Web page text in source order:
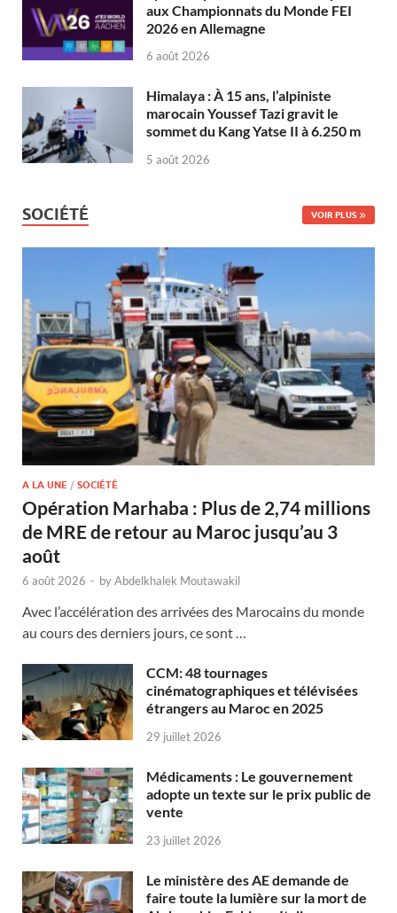
aux Championnats du Monde FEI
2026 en Allemagne
6 août 2026
Himalaya : À 15 ans, l’alpiniste
marocain Youssef Tazi gravit le
sommet du Kang Yatse II à 6.250 m
5 août 2026
SOCIÉTÉ VOIR PLUS
A LA UNE / SOCIÉTÉ
Opération Marhaba : Plus de 2,74 millions
de MRE de retour au Maroc jusqu’au 3
août
6 août 2026 - byAbdelkhalek Moutawakil
Avec l’accélération des arrivées des Marocains du monde
au cours des derniers jours, ce sont …
CCM: 48 tournages
cinématographiques et télévisées
étrangers au Maroc en 2025
29 juillet 2026
Médicaments : Le gouvernement
adopte un texte sur le prix public de
vente
23 juillet 2026
Le ministère des AE demande de
faire toute la lumière sur la mort de